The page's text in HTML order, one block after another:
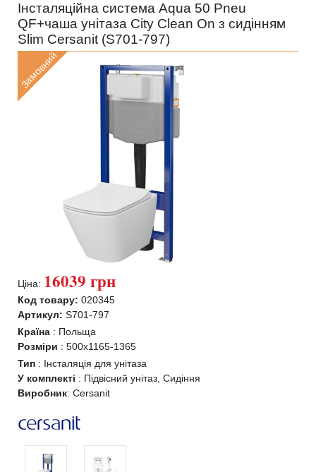
Інсталяційна система Aqua 50 Pneu
QF+чаша унітаза City Clean On з сидінням
Slim Cersanit (S701-797)
Замовний
Ціна: 16039 грн
Код товару: 020345
Артикул: S701-797
Країна : Польща
Розміри : 500x1165-1365
Тип : Інсталяція для унітаза
У комплекті : Підвісний унітаз, Сидіння
Виробник: Cersanit